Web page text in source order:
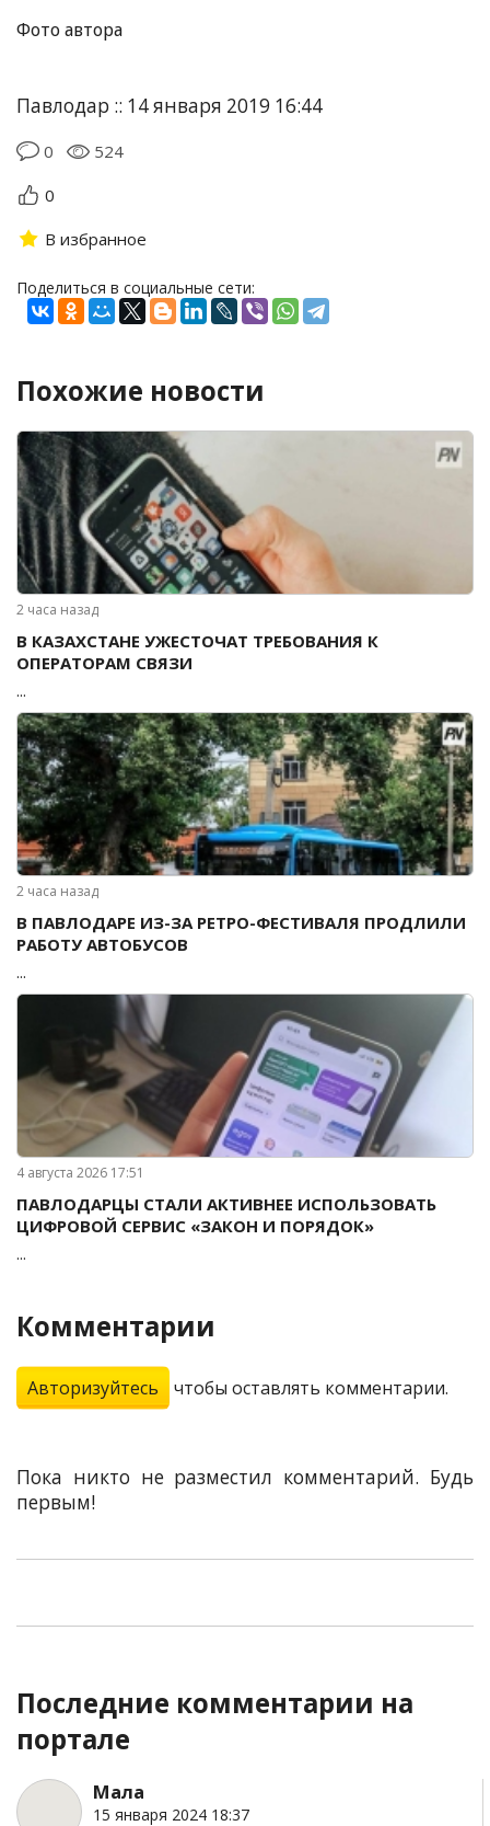
Фото автора
Павлодар :: 14 января 2019 16:44
0
524
0
В избранное
Поделиться в социальные сети:
Похожие новости
2 часа назад
В КАЗАХСТАНЕ УЖЕСТОЧАТ ТРЕБОВАНИЯ К
ОПЕРАТОРАМ СВЯЗИ
...
2 часа назад
В ПАВЛОДАРЕ ИЗ-ЗА РЕТРО-ФЕСТИВАЛЯ ПРОДЛИЛИ
РАБОТУ АВТОБУСОВ
...
4 августа 2026 17:51
ПАВЛОДАРЦЫ СТАЛИ АКТИВНЕЕ ИСПОЛЬЗОВАТЬ
ЦИФРОВОЙ СЕРВИС «ЗАКОН И ПОРЯДОК»
...
Комментарии
Авторизуйтесь чтобы оставлять комментарии.
Пока никто не разместил комментарий. Будь
первым!
Последние комментарии на
портале
Мала
15 января 2024 18:37